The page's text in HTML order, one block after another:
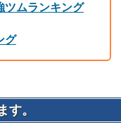
ツムランキング
グ
す。